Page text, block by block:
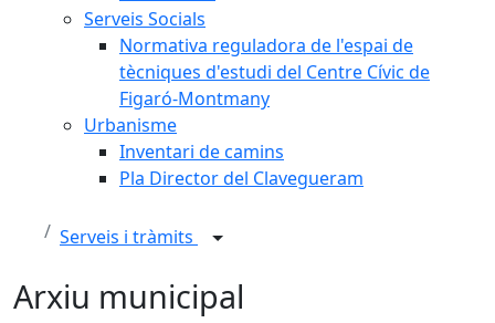
Serveis Socials
Normativa reguladora de l'espai de
tècniques d'estudi del Centre Cívic de
Figaró-Montmany
Urbanisme
Inventari de camins
Pla Director del Clavegueram
Serveis i tràmits
Arxiu municipal